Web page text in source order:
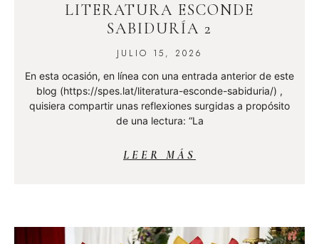
LITERATURA ESCONDE
SABIDURÍA 2
JULIO 15, 2026
En esta ocasión, en línea con una entrada anterior de este
blog (https://spes.lat/literatura-esconde-sabiduria/) ,
quisiera compartir unas reflexiones surgidas a propósito
de una lectura: “La
LEER MÁS